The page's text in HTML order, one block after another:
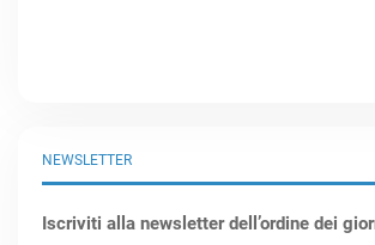
NEWSLETTER
Iscriviti alla newsletter dell’ordine dei